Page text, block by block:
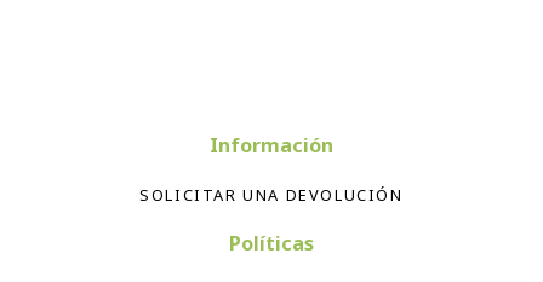
SOLICITAR UNA DEVOLUCIÓN
Políticas